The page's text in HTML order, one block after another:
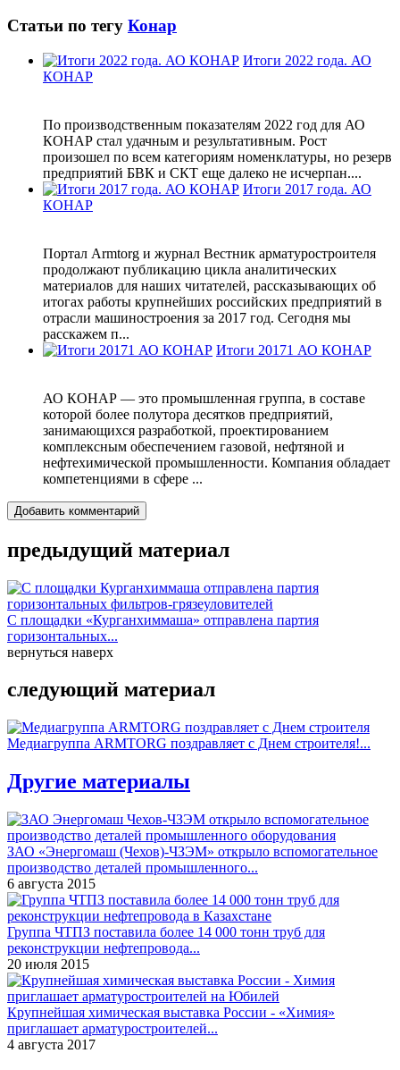
Статьи по тегу Конар
Итоги 2022 года. АО
КОНАР
По производственным показателям 2022 год для АО
КОНАР стал удачным и результативным. Рост
произошел по всем категориям номенклатуры, но резерв
предприятий БВК и СКТ еще далеко не исчерпан....
Итоги 2017 года. АО
КОНАР
Портал Armtorg и журнал Вестник арматуростроителя
продолжают публикацию цикла аналитических
материалов для наших читателей, рассказывающих об
итогах работы крупнейших российских предприятий в
отрасли машиностроения за 2017 год. Сегодня мы
расскажем п...
Итоги 20171 АО КОНАР
АО КОНАР — это промышленная группа, в составе
которой более полутора десятков предприятий,
занимающихся разработкой, проектированием
комплексным обеспечением газовой, нефтяной и
нефтехимической промышленности. Компания обладает
компетенциями в сфере ...
Добавить комментарий
предыдущий материал
С площадки «Курганхиммаша» отправлена партия
горизонтальных...
вернуться наверх
следующий материал
Медиагруппа ARMTORG поздравляет с Днем строителя!...
Другие материалы
ЗАО «Энергомаш (Чехов)-ЧЗЭМ» открыло вспомогательное
производство деталей промышленного...
6 августа 2015
Группа ЧТПЗ поставила более 14 000 тонн труб для
реконструкции нефтепровода...
20 июля 2015
Крупнейшая химическая выставка России - «Химия»
приглашает арматуростроителей...
4 августа 2017